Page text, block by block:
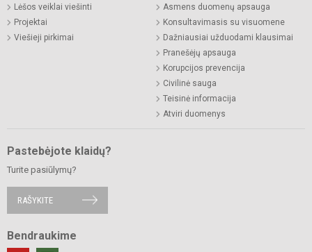
Lėšos veiklai viešinti
Projektai
Viešieji pirkimai
Asmens duomenų apsauga
Konsultavimasis su visuomene
Dažniausiai užduodami klausimai
Pranešėjų apsauga
Korupcijos prevencija
Civilinė sauga
Teisinė informacija
Atviri duomenys
Pastebėjote klaidų?
Turite pasiūlymų?
RAŠYKITE
Bendraukime